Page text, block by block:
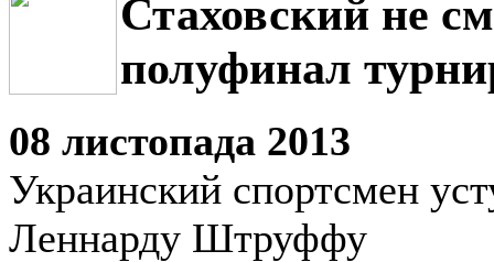
Стаховский не
полуфинал
08 листопада 2013
Украинский спортсмен
Леннарду Штруффу